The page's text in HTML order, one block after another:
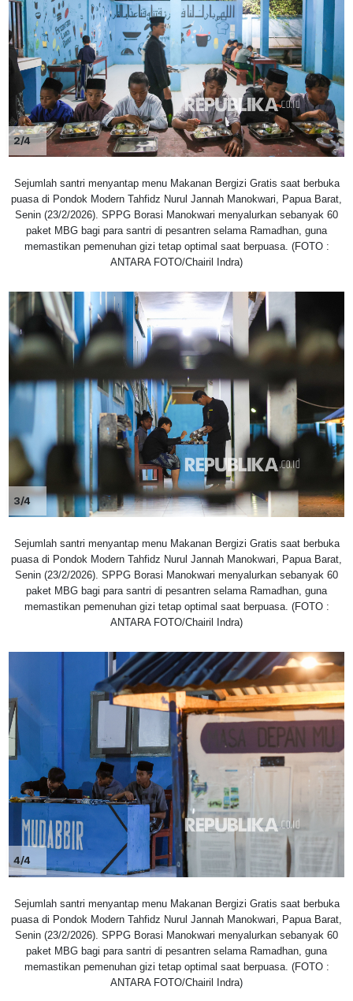
2/4
Sejumlah santri menyantap menu Makanan Bergizi Gratis saat berbuka
puasa di Pondok Modern Tahfidz Nurul Jannah Manokwari, Papua Barat,
Senin (23/2/2026). SPPG Borasi Manokwari menyalurkan sebanyak 60
paket MBG bagi para santri di pesantren selama Ramadhan, guna
memastikan pemenuhan gizi tetap optimal saat berpuasa. (FOTO :
ANTARA FOTO/Chairil Indra)
3/4
Sejumlah santri menyantap menu Makanan Bergizi Gratis saat berbuka
puasa di Pondok Modern Tahfidz Nurul Jannah Manokwari, Papua Barat,
Senin (23/2/2026). SPPG Borasi Manokwari menyalurkan sebanyak 60
paket MBG bagi para santri di pesantren selama Ramadhan, guna
memastikan pemenuhan gizi tetap optimal saat berpuasa. (FOTO :
ANTARA FOTO/Chairil Indra)
4/4
Sejumlah santri menyantap menu Makanan Bergizi Gratis saat berbuka
puasa di Pondok Modern Tahfidz Nurul Jannah Manokwari, Papua Barat,
Senin (23/2/2026). SPPG Borasi Manokwari menyalurkan sebanyak 60
paket MBG bagi para santri di pesantren selama Ramadhan, guna
memastikan pemenuhan gizi tetap optimal saat berpuasa. (FOTO :
ANTARA FOTO/Chairil Indra)